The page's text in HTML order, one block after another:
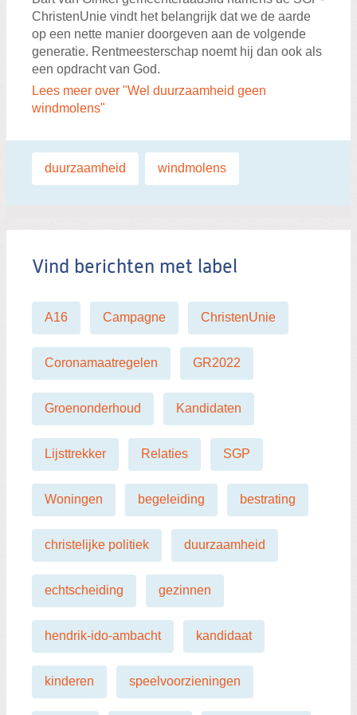
ChristenUnie vindt het belangrijk dat we de aarde
op een nette manier doorgeven aan de volgende
generatie. Rentmeesterschap noemt hij dan ook als
een opdracht van God.
Lees meer over "Wel duurzaamheid geen
windmolens"
Labels:
duurzaamheid windmolens
Vind berichten met label
A16 Campagne ChristenUnie
Coronamaatregelen GR2022
Groenonderhoud Kandidaten
Lijsttrekker Relaties SGP
Woningen begeleiding bestrating
christelijke politiek duurzaamheid
echtscheiding gezinnen
hendrik-ido-ambacht kandidaat
kinderen speelvoorzieningen